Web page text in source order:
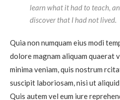
learn what it had to teach,
discover that I had not lived.
Quia non numquam eius modi
dolore magnam aliquam quaerat
minima veniam, quis nostrum
suscipit laboriosam, nisi ut
Quis autem vel eum iure